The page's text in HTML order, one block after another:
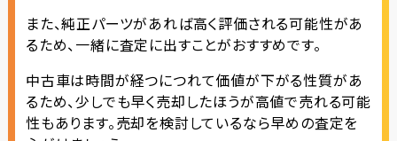
また、純正パーツがあれば高く評価される可能性があ
るため、一緒に査定に出すことがおすすめです。
中古車は時間が経つにつれて価値が下がる性質があ
るため、少しでも早く売却したほうが高値で売れる可能
性もあります。売却を検討しているなら早めの査定を